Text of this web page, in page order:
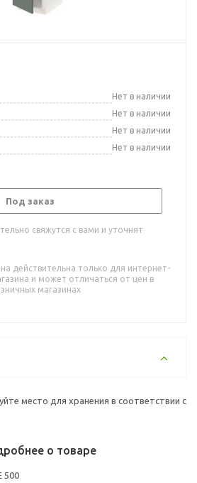
Нет в наличии
Нет в наличии
Нет в наличии
Нет в наличии
Под заказ
свяжутся с вами и уточнят
действительна только для интернет-
и может отличаться от цен в
магазинах
место для хранения в соответствии с
о товаре
500